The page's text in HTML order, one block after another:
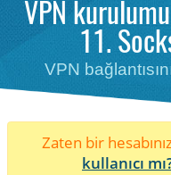
VPN
11.
VPN
Zaten bir
kullanıcı